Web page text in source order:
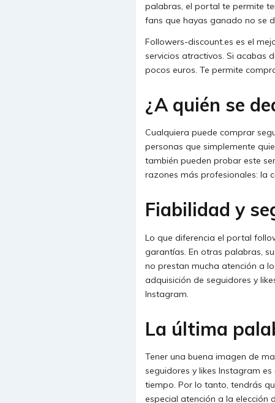
palabras, el portal te permite
fans que hayas ganado no se
Followers-discount.es es el
servicios atractivos. Si acabas
pocos euros. Te permite
¿A quién se
Cualquiera puede comprar
personas que simplemente
también pueden probar este
razones más profesionales: la
Fiabilidad y
Lo que diferencia el portal
garantías. En otras palabras,
no prestan mucha atención a
adquisición de seguidores y
Instagram.
La última
Tener una buena imagen de
seguidores y likes Instagram
tiempo. Por lo tanto, tendrás
especial atención a la elección